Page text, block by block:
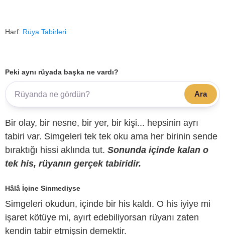
Harf: Rüya Tabirleri
Peki aynı rüyada başka ne vardı?
Ara
Bir olay, bir nesne, bir yer, bir kişi... hepsinin ayrı
tabiri var. Simgeleri tek tek oku ama her birinin sende
bıraktığı hissi aklında tut. Sonunda içinde kalan o
tek his, rüyanın gerçek tabiridir.
Hâlâ İçine Sinmediyse
Simgeleri okudun, içinde bir his kaldı. O his iyiye mi
işaret kötüye mi, ayırt edebiliyorsan rüyanı zaten
kendin tabir etmişsin demektir.